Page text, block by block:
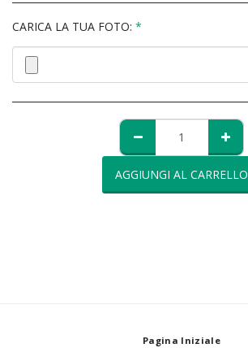
CARICA LA TUA FOTO: *
AGGIUNGI AL CARRELLO
Pagina Iniziale